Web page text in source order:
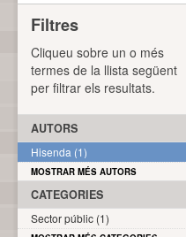
Filtres
Cliqueu sobre un o més
termes de la llista següent
per filtrar els resultats.
AUTORS
Hisenda (1)
MOSTRAR MÉS AUTORS
CATEGORIES
Sector públic (1)